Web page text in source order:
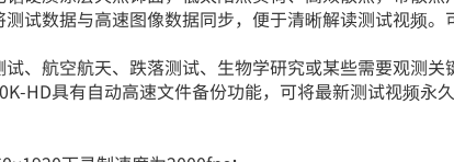
试数据与高速图像数据同步，便于清晰解读测试视频。
、航空航天、跌落测试、生物学研究或某些需要观测
HD具有自动高速文件备份功能，可将最新测试视频永